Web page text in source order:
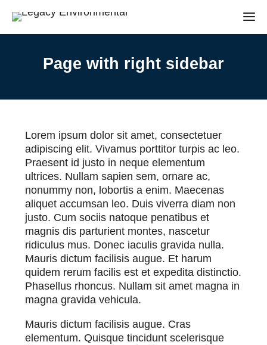
Page with right sidebar
Lorem ipsum dolor sit amet, consectetuer
adipiscing elit. Vivamus porttitor turpis ac leo.
Praesent id justo in neque elementum
ultrices. Nullam sapien sem, ornare ac,
nonummy non, lobortis a enim. Maecenas
aliquet accumsan leo. Duis viverra diam non
justo. Cum sociis natoque penatibus et
magnis dis parturient montes, nascetur
ridiculus mus. Donec iaculis gravida nulla.
Mauris dictum facilisis augue. Et harum
quidem rerum facilis est et expedita distinctio.
Phasellus rhoncus. Nullam sit amet magna in
magna gravida vehicula.
Mauris dictum facilisis augue. Cras
elementum. Quisque tincidunt scelerisque